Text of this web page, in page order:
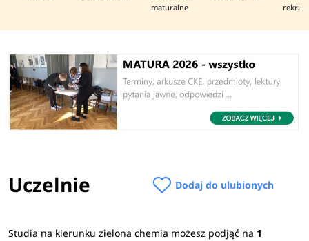
maturalne
Uczelnie Dodaj do ulubionych
Studia na kierunku zielona chemia możesz podjąć na 1